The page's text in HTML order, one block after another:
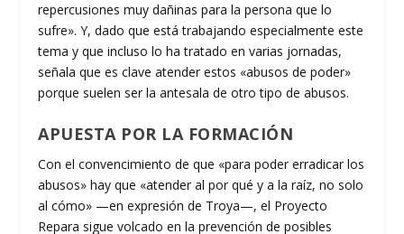
repercusiones muy dañinas para la persona que lo
sufre». Y, dado que está trabajando especialmente este
tema y que incluso lo ha tratado en varias jornadas,
señala que es clave atender estos «abusos de poder»
porque suelen ser la antesala de otro tipo de abusos.
APUESTA POR LA FORMACIÓN
Con el convencimiento de que «para poder erradicar los
abusos» hay que «atender al por qué y a la raíz, no solo
al cómo» —en expresión de Troya—, el Proyecto
Repara sigue volcado en la prevención de posibles